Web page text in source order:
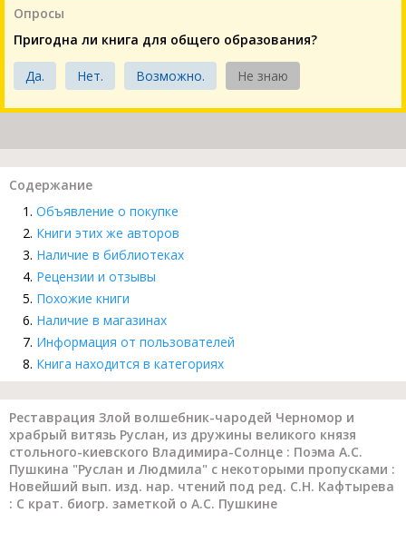
Опросы
Пригодна ли книга для общего образования?
Да. Нет. Возможно. Не знаю
Содержание
Объявление о покупке
Книги этих же авторов
Наличие в библиотеках
Рецензии и отзывы
Похожие книги
Наличие в магазинах
Информация от пользователей
Книга находится в категориях
Реставрация Злой волшебник-чародей Черномор и
храбрый витязь Руслан, из дружины великого князя
стольного-киевского Владимира-Солнце : Поэма А.С.
Пушкина "Руслан и Людмила" с некоторыми пропусками :
Новейший вып. изд. нар. чтений под ред. С.Н. Кафтырева
: С крат. биогр. заметкой о А.С. Пушкине